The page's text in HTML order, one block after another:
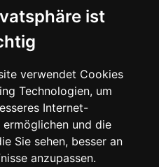
ist
verwendet Cookies
Technologien, um
Internet-
ermöglichen und die
Sie sehen, besser an
anzupassen.